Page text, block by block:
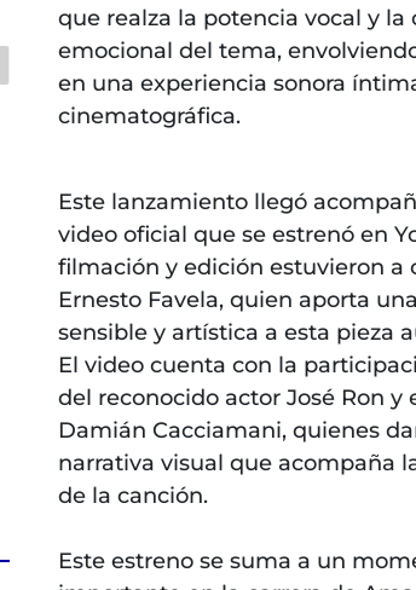
que realza la potencia vocal y la
emocional del tema,
en una experiencia sonora
cinematográfica.
Este lanzamiento llegó
video oficial que se estrenó en
filmación y edición estuvieron a
Ernesto Favela, quien aporta
sensible y artística a esta pieza
El video cuenta con la
del reconocido actor José Ron y
Damián Cacciamani, quienes
narrativa visual que acompaña
de la canción.
Este estreno se suma a un